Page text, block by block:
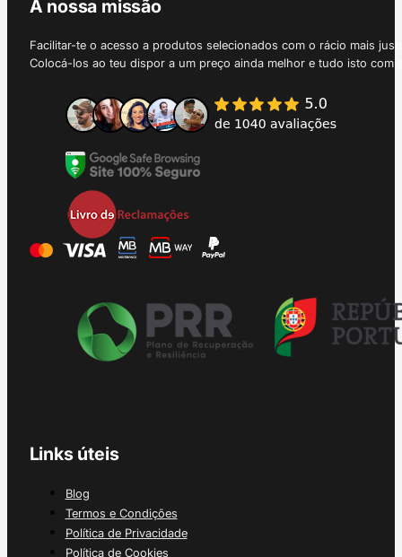
A nossa missão
Facilitar-te o acesso a produtos selecionados com o rácio mais
Colocá-los ao teu dispor a um preço ainda melhor e tudo isto
Links úteis
Blog
Termos e Condições
Política de Privacidade
Política de Cookies